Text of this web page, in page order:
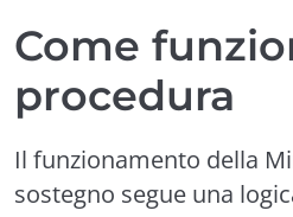
Come
procedura
Il funzionamento della
sostegno segue una